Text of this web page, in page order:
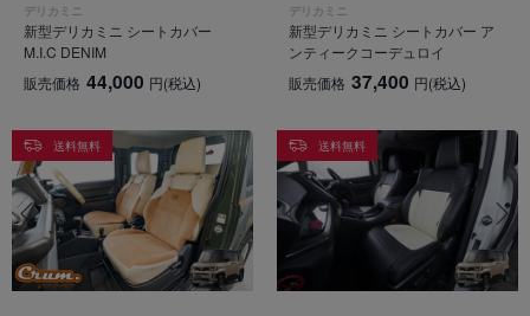
デリカミニ
新型デリカミニ シートカバー
M.I.C DENIM
販売価格 44,000 円(税込)
デリカミニ
新型デリカミニ シートカバー ア
ンティークコーデュロイ
販売価格 37,400 円(税込)
送料無料 送料無料